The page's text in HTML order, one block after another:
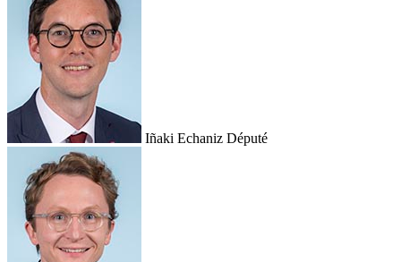
Iñaki Echaniz Député